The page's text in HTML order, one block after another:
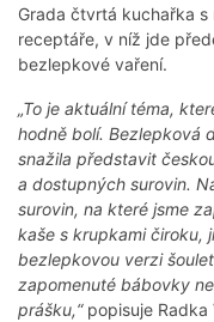
Grada čtvrtá kuchařka s
receptáře, v níž jde
bezlepkové vaření.
„To je aktuální téma,
hodně bolí. Bezlepková
snažila představit
a dostupných surovin.
surovin, na které jsme
kaše s krupkami čiroku,
bezlepkovou verzi
zapomenuté bábovky
prášku,“popisuje Radka